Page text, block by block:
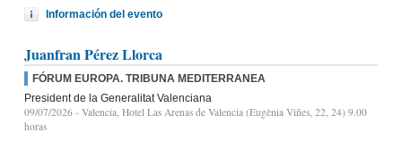
Información del evento
Juanfran Pérez Llorca
FÓRUM EUROPA. TRIBUNA MEDITERRANEA
President de la Generalitat Valenciana
09/07/2026 - Valencia, Hotel Las Arenas de Valencia (Eugènia Viñes, 22, 24) 9.00
horas